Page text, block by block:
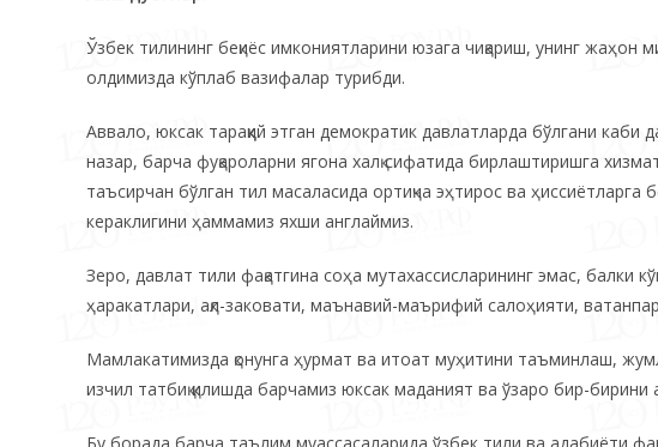
Ўзбек тилининг беқиёс имкониятларини юзага чиқариш, унинг
олдимизда кўплаб вазифалар турибди.
Аввало, юксак тараққий этган демократик давлатларда бўлгани
назар, барча фуқароларни ягона халқ сифатида бирлаштиришга
таъсирчан бўлган тил масаласида ортиқча эҳтирос ва
кераклигини ҳаммамиз яхши англаймиз.
Зеро, давлат тили фақатгина соҳа мутахассисларининг эмас, балки
ҳаракатлари, ақл-заковати, маънавий-маърифий салоҳияти,
Мамлакатимизда қонунга ҳурмат ва итоат муҳитини таъминлаш,
изчил татбиқ қилишда барчамиз юксак маданият ва ўзаро бир-